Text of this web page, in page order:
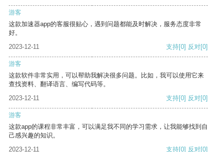
游客
这款加速器app的客服很贴心，遇到问题都能及时解决，服务态度非常
好。
2023-12-11
支持[0] 反对[0]
游客
这款软件非常实用，可以帮助我解决很多问题。比如，我可以使用它来
查找资料、翻译语言、编写代码等。
2023-12-11
支持[0] 反对[0]
游客
这款app的课程非常丰富，可以满足我不同的学习需求，让我能够找到自
己感兴趣的知识。
2023-12-11
支持[0] 反对[0]